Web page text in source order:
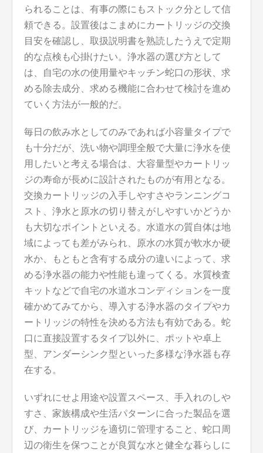
られることは、有事の際にもストック分として信
頼できる。設置後はこまめにカートリッジの交換
目安を確認し、取扱説明書を熟読したうえで定期
的な点検も心掛けたい。浄水器の選び方として
は、自宅の水の使用量やキッチン蛇口の形状、求
める除去成分、求める機能に合わせて検討を進め
ていく方法が一般的だ。
毎日の飲み水としてのみであれば小容量タイプで
も十分だが、洗い物や調理全般で大量に浄水を使
用したいと考える場合は、大容量型やカートリッ
ジの寿命が長めに設計されたものが有用となる。
交換カートリッジの入手しやすさやランニングコ
スト、浄水と原水の切り替えがしやすいかどうか
も大切なポイントといえる。水道水の質自体は地
域によっても差がみられ、原水の水質が軟水か硬
水か、もともと含有する成分の違いによって、求
める浄水器の能力や性能も違ってくる。水質検査
キットなどで自宅の水道水コンディションを一度
確かめてみてから、導入する浄水器のタイプやカ
ートリッジの特性を決める方法も有効である。蛇
口に直接設置するタイプ以外に、ポットや卓上
型、アンダーシンク型といった多様な浄水器も存
在する。
いずれにせよ用途や設置スペース、手入れのしや
すさ、家族構成や生活パターンに合った製品を選
び、カートリッジを適切に管理すること、蛇口周
辺の衛生を保つことが良質な水と健全な暮らしに